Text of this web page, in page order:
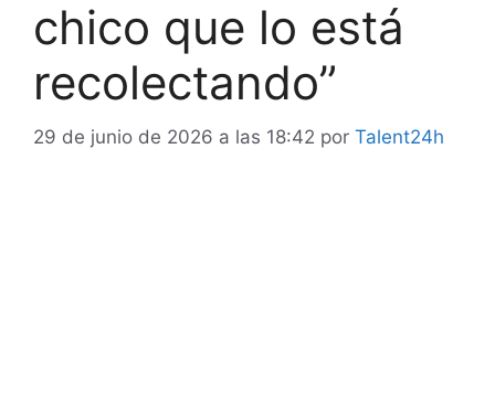
chico que lo está
recolectando”
29 de junio de 2026 a las 18:42 por Talent24h